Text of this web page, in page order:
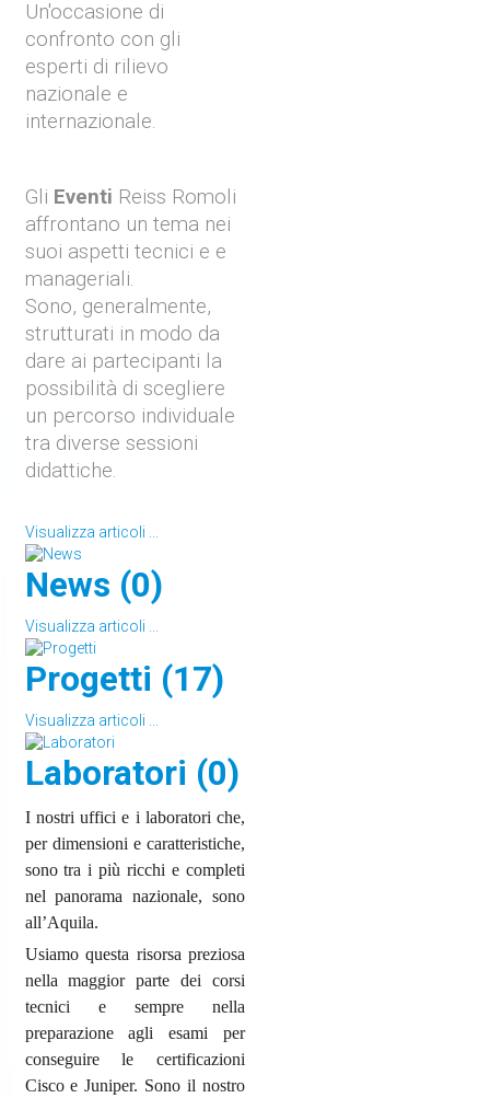
Un'occasione di
confronto con gli
esperti di rilievo
nazionale e
internazionale.
Gli Eventi Reiss Romoli
affrontano un tema nei
suoi aspetti tecnici e e
manageriali.
Sono, generalmente,
strutturati in modo da
dare ai partecipanti la
possibilità di scegliere
un percorso individuale
tra diverse sessioni
didattiche.
Visualizza articoli ...
News (0)
Visualizza articoli ...
Progetti (17)
Visualizza articoli ...
Laboratori (0)
I nostri uffici e i laboratori che,
per dimensioni e caratteristiche,
sono tra i più ricchi e completi
nel panorama nazionale, sono
all’Aquila.
Usiamo questa risorsa preziosa
nella maggior parte dei corsi
tecnici e sempre nella
preparazione agli esami per
conseguire le certificazioni
Cisco e Juniper. Sono il nostro